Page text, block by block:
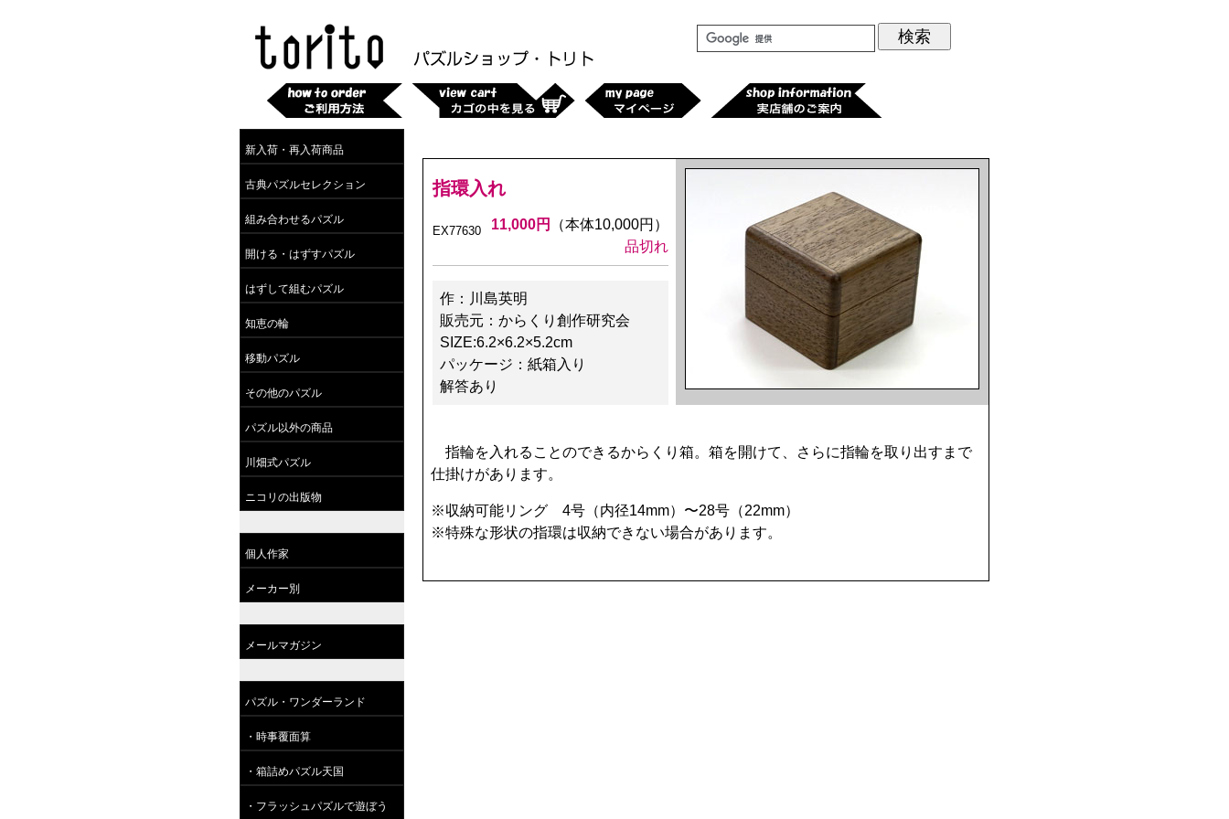
指環入れ
EX77630 11,000円
（本体10,000円）
品切れ
作：川島英明
販売元：からくり創作研究会
SIZE:6.2×6.2×5.2cm
パッケージ：紙箱入り
解答あり
指輪を入れることのできるからくり箱。箱を開けて、さらに指輪を取り出すまで
仕掛けがあります。
※収納可能リング 4号（内径14mm）〜28号（22mm）
※特殊な形状の指環は収納できない場合があります。
新入荷・再入荷商品
古典パズルセレクション
組み合わせるパズル
開ける・はずすパズル
はずして組むパズル
知恵の輪
移動パズル
その他のパズル
パズル以外の商品
川畑式パズル
ニコリの出版物
個人作家
メーカー別
メールマガジン
パズル・ワンダーランド
・時事覆面算
・箱詰めパズル天国
・フラッシュパズルで遊ぼう